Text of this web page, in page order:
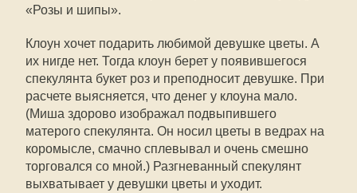
«Розы и шипы».
Клоун хочет подарить любимой девушке цветы. А
их нигде нет. Тогда клоун берет у появившегося
спекулянта букет роз и преподносит девушке. При
расчете выясняется, что денег у клоуна мало.
(Миша здорово изображал подвыпившего
матерого спекулянта. Он носил цветы в ведрах на
коромысле, смачно сплевывал и очень смешно
торговался со мной.) Разгневанный спекулянт
выхватывает у девушки цветы и уходит.